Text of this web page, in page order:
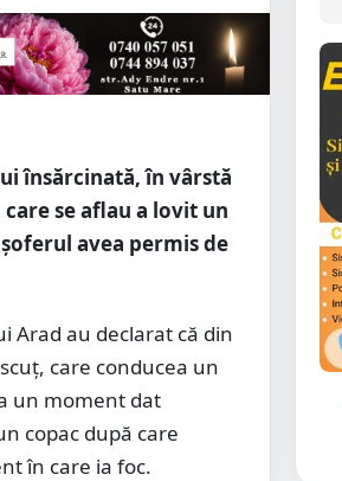
însărcinată, în vârstă
se aflau a lovit un
avea permis de
Arad au declarat că din
care conducea un
un moment dat
copac după care
în care ia foc.